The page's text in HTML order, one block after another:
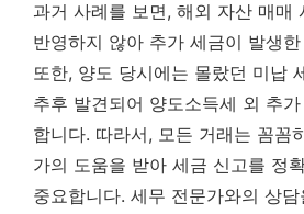
과거 사례를 보면, 해외 자산 매매
반영하지 않아 추가 세금이 발생
또한, 양도 당시에는 몰랐던 미납
추후 발견되어 양도소득세 외 추
합니다. 따라서, 모든 거래는 꼼꼼
가의 도움을 받아 세금 신고를 정
중요합니다. 세무 전문가와의 상